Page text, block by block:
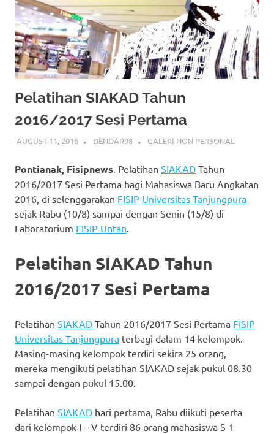
Pelatihan SIAKAD Tahun
2016/2017 Sesi Pertama
AUGUST 11, 2016 DENDAR98 GALERI NON PERSONAL
Pontianak, Fisipnews. Pelatihan SIAKAD Tahun
2016/2017 Sesi Pertama bagi Mahasiswa Baru Angkatan
2016, di selenggarakan FISIP Universitas Tanjungpura
sejak Rabu (10/8) sampai dengan Senin (15/8) di
Laboratorium FISIP Untan.
Pelatihan SIAKAD Tahun
2016/2017 Sesi Pertama
Pelatihan SIAKAD Tahun 2016/2017 Sesi Pertama FISIP
Universitas Tanjungpura terbagi dalam 14 kelompok.
Masing-masing kelompok terdiri sekira 25 orang,
mereka mengikuti pelatihan SIAKAD sejak pukul 08.30
sampai dengan pukul 15.00.
Pelatihan SIAKAD hari pertama, Rabu diikuti peserta
dari kelompok I – V terdiri 86 orang mahasiswa S-1